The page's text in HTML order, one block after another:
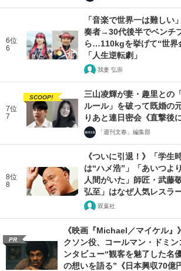
6位
6
「音楽で世界一は難しい
奏者→30代後半でベンチ
ら…110kgを挙げて“世界
「人生逆転劇」
我妻 弘崇
7位
7
SCOOP!
三山凌輝が妻・趣里との
ルール」を破って既婚の
りあと連日密会《直撃後
「週刊文春」編集部
8位
8
《ついに引退！》「学生
は“ハメ浩”」「あいつよ
人間がいた」師匠・武藤
弘至」はなぜ人気レスラ
双葉社
PR
《映画『Michael／マイケル』
クソン役、コールマン・ドミ
ンタビュー“観客を魅了した名
の想いを語る”《日本興収70億